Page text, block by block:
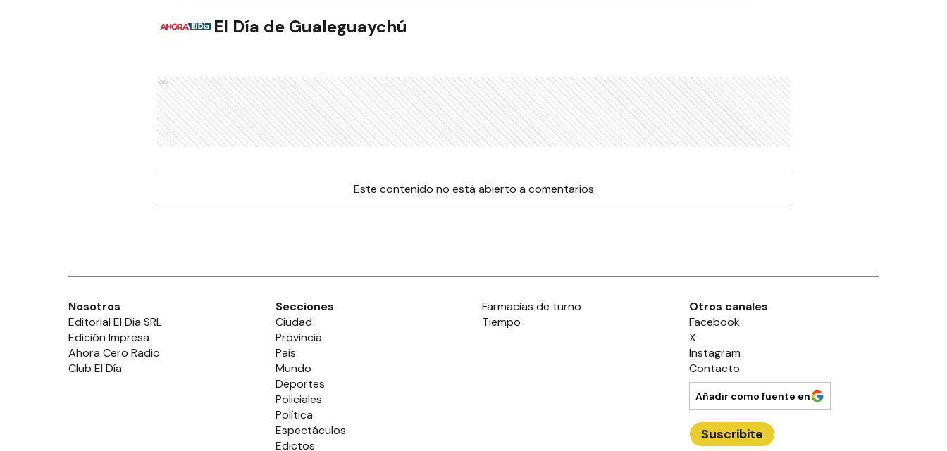
El Día de Gualeguaychú
Ads
Este contenido no está abierto a comentarios
Nosotros
Editorial El Dia SRL
Edición Impresa
Ahora Cero Radio
Club El Día
Secciones
Ciudad
Provincia
País
Mundo
Deportes
Policiales
Política
Espectáculos
Edictos
Farmacias de turno
Tiempo
Otros canales
Facebook
X
Instagram
Contacto
Añadir como fuente en
Suscribite